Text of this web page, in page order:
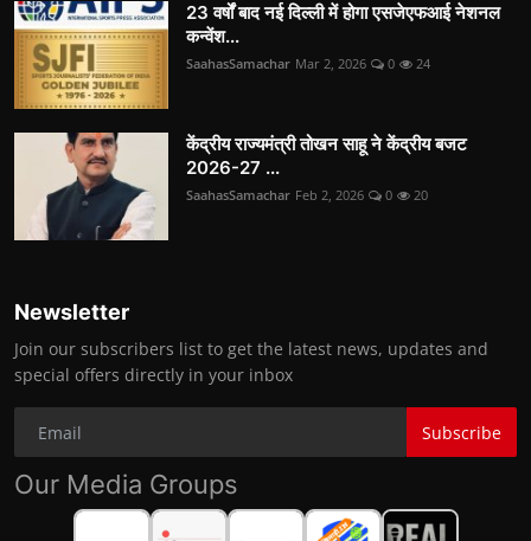
23 वर्षों बाद नई दिल्ली में होगा एसजेएफआई नेशनल
कन्वेंश...
SaahasSamachar Mar 2, 2026 0 24
केंद्रीय राज्यमंत्री तोखन साहू ने केंद्रीय बजट
2026-27 ...
SaahasSamachar Feb 2, 2026 0 20
Newsletter
Join our subscribers list to get the latest news, updates and
special offers directly in your inbox
Subscribe
Our Media Groups